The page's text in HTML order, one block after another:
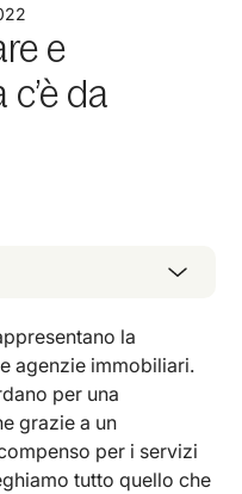
e
da
la
agenzie immobiliari.
per una
grazie a un
per i servizi
tutto quello che